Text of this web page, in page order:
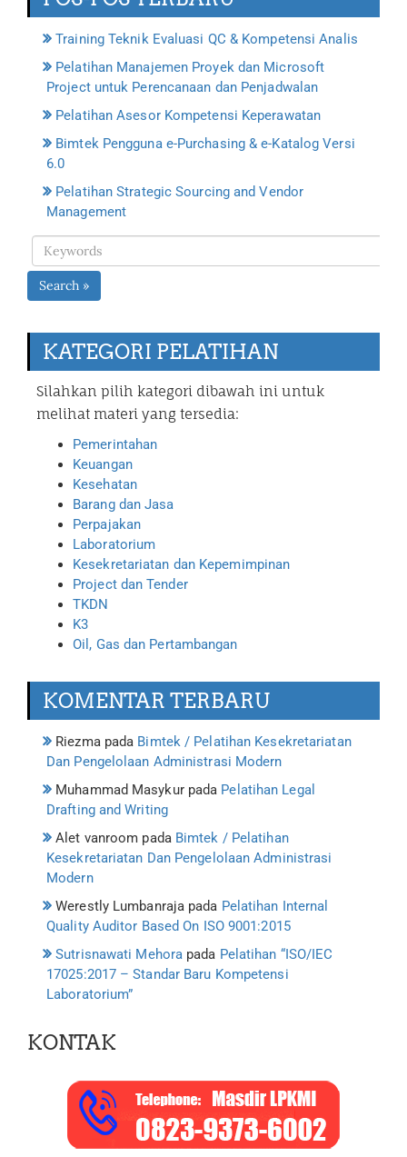
Training Teknik Evaluasi QC & Kompetensi Analis
Pelatihan Manajemen Proyek dan Microsoft
Project untuk Perencanaan dan Penjadwalan
Pelatihan Asesor Kompetensi Keperawatan
Bimtek Pengguna e-Purchasing & e-Katalog Versi
6.0
Pelatihan Strategic Sourcing and Vendor
Management
Search »
KATEGORI PELATIHAN
Silahkan pilih kategori dibawah ini untuk
melihat materi yang tersedia:
Pemerintahan
Keuangan
Kesehatan
Barang dan Jasa
Perpajakan
Laboratorium
Kesekretariatan dan Kepemimpinan
Project dan Tender
TKDN
K3
Oil, Gas dan Pertambangan
KOMENTAR TERBARU
Riezma pada Bimtek / Pelatihan Kesekretariatan
Dan Pengelolaan Administrasi Modern
Muhammad Masykurpada Pelatihan Legal
Drafting and Writing
Alet vanroom pada Bimtek / Pelatihan
Kesekretariatan Dan Pengelolaan Administrasi
Modern
Werestly Lumbanraja pada Pelatihan Internal
Quality Auditor Based On ISO 9001:2015
Sutrisnawati Mehora pada Pelatihan “ISO/IEC
17025:2017 – Standar Baru Kompetensi
Laboratorium”
KONTAK